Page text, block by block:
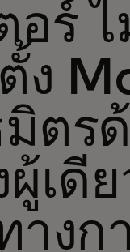
อร์
ง
ตร
ผู้เดี
างก